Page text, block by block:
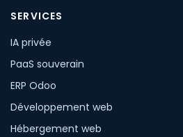
SERVICES
IA privée
PaaS souverain
ERP Odoo
Développement web
Hébergement web